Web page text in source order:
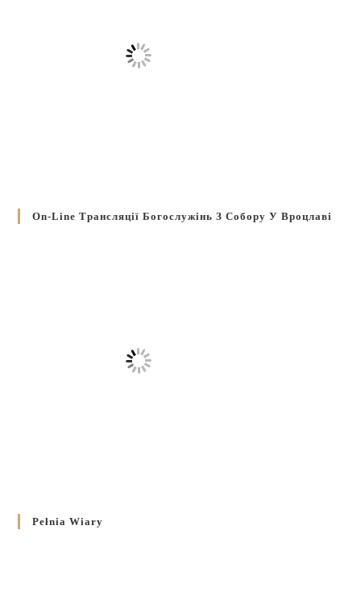
On-Line Трансляції Богослужінь З Собору У Вроцлаві
Pełnia Wiary